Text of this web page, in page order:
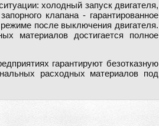
холодный запуск двигателя,
клапана - гарантированное
после выключения двигателя.
материалов достигается полное
гарантируют безотказную
расходных материалов под